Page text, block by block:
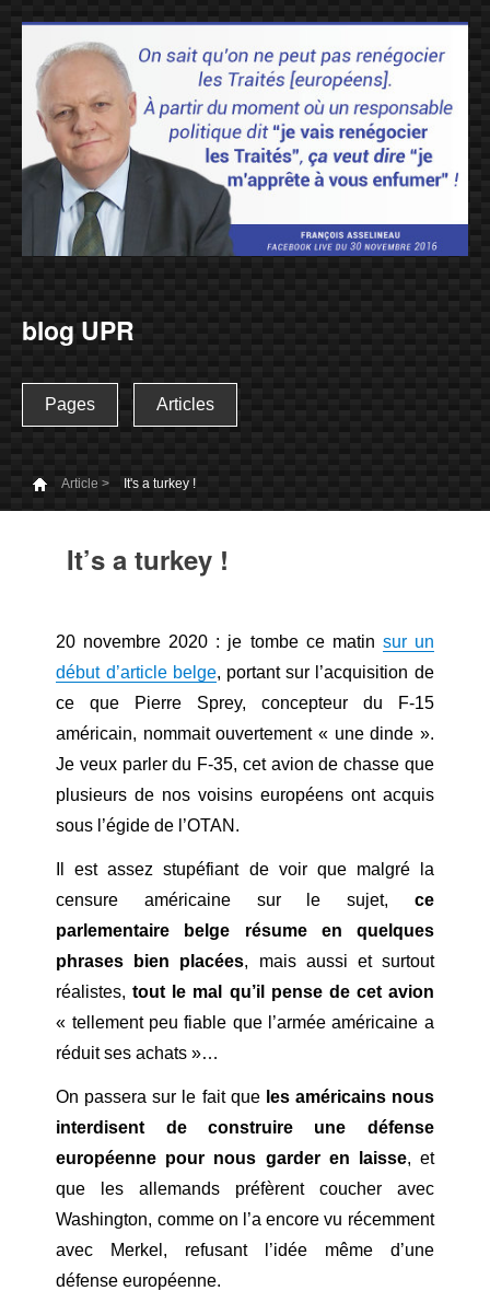
blog UPR
Pages Articles
Article > It's a turkey !
It’s a turkey !
20 novembre 2020 : je tombe ce matin sur un
début d’article belge, portant sur l’acquisition de
ce que Pierre Sprey, concepteur du F-15
américain, nommait ouvertement « une dinde ».
Je veux parler du F-35, cet avion de chasse que
plusieurs de nos voisins européens ont acquis
sous l’égide de l’OTAN.
Il est assez stupéfiant de voir que malgré la
censure américaine sur le sujet, ce
parlementaire belge résume en quelques
phrases bien placées, mais aussi et surtout
réalistes, tout le mal qu’il pense de cet avion
« tellement peu fiable que l’armée américaine a
réduit ses achats »…
On passera sur le fait queles américains nous
interdisent de construire une défense
européenne pour nous garder en laisse, et
que les allemands préfèrent coucher avec
Washington, comme on l’a encore vu récemment
avec Merkel, refusant l’idée même d’une
défense européenne.